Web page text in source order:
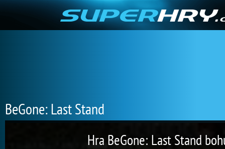
BeGone: Last Stand
Hra BeGone: Last Stand